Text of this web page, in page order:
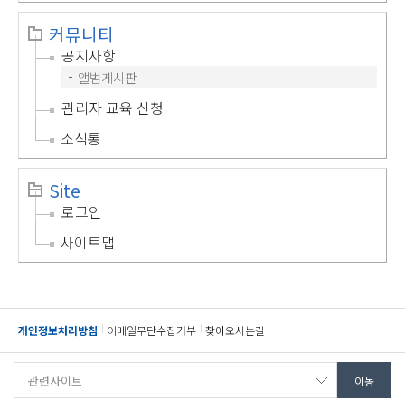
커뮤니티
공지사항
앨범게시판
관리자 교육 신청
소식통
Site
로그인
사이트맵
개인정보처리방침 이메일무단수집거부 찾아오시는길